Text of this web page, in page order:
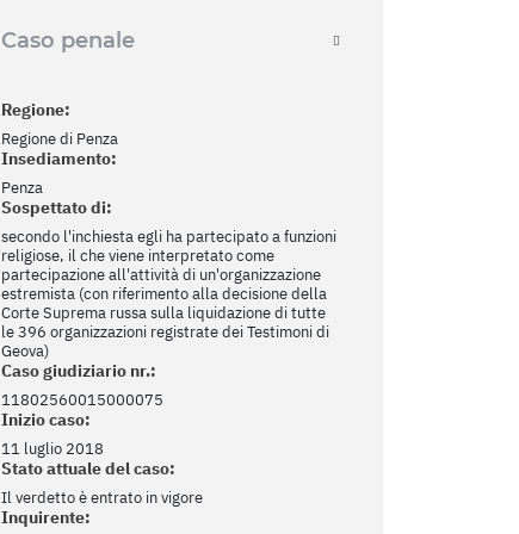
Caso penale
Regione:
Regione di Penza
Insediamento:
Penza
Sospettato di:
secondo l'inchiesta egli ha partecipato a funzioni
religiose, il che viene interpretato come
partecipazione all'attività di un'organizzazione
estremista (con riferimento alla decisione della
Corte Suprema russa sulla liquidazione di tutte
le 396 organizzazioni registrate dei Testimoni di
Geova)
Caso giudiziario nr.:
11802560015000075
Inizio caso:
11 luglio 2018
Stato attuale del caso:
Il verdetto è entrato in vigore
Inquirente: